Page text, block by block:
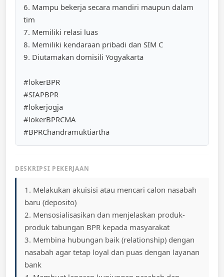
6. Mampu bekerja secara mandiri maupun dalam
tim
7. Memiliki relasi luas
8. Memiliki kendaraan pribadi dan SIM C
9. Diutamakan domisili Yogyakarta
#lokerBPR
#SIAPBPR
#lokerjogja
#lokerBPRCMA
#BPRChandramuktiartha
DESKRIPSI PEKERJAAN
1. Melakukan akuisisi atau mencari calon nasabah
baru (deposito)
2. Mensosialisasikan dan menjelaskan produk-
produk tabungan BPR kepada masyarakat
3. Membina hubungan baik (relationship) dengan
nasabah agar tetap loyal dan puas dengan layanan
bank